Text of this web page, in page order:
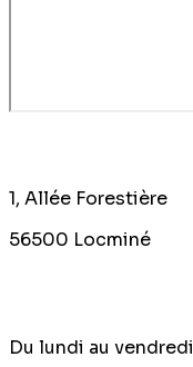
1, Allée Forestière
56500 Locminé
Du lundi au vendredi